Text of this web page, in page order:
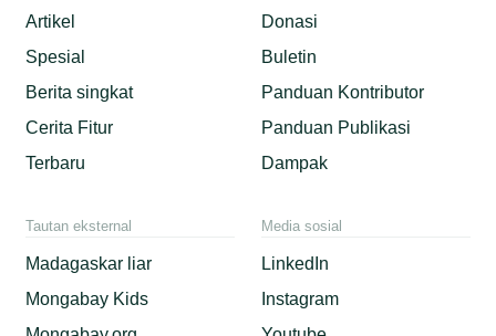
Artikel
Spesial
Berita singkat
Cerita Fitur
Terbaru
Donasi
Buletin
Panduan Kontributor
Panduan Publikasi
Dampak
Tautan eksternal
Madagaskar liar
Mongabay Kids
Media sosial
LinkedIn
Instagram